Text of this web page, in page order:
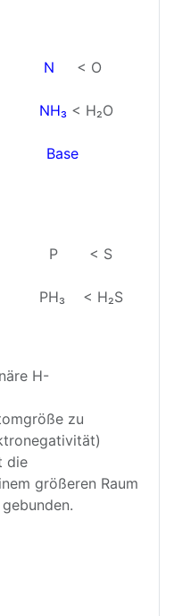
N < O
NH₃ < H₂O
Base
P < S
PH₃ < H₂S
H-
zu
die
größeren Raum